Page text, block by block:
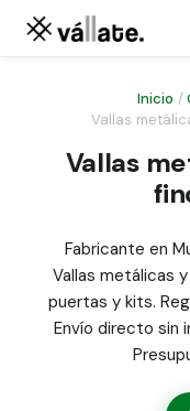
Malla
Malla
Malla triple
Panel malla
Puerta
Puerta
Poste malla
Poste malla
Alambre de
Alambre
Malla
Inicio /
Vallas
Vallas
Fabricante en
Vallas metálicas
puertas y kits.
Envío directo sin